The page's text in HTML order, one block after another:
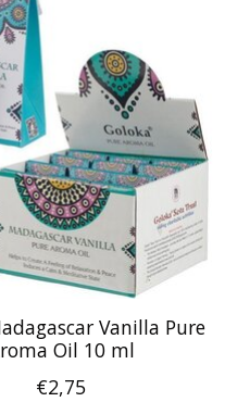
Vanilla Pure
Oil 10 ml
€2,75